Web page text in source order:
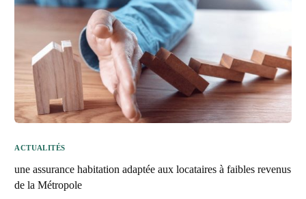
ACTUALITÉS
une assurance habitation adaptée aux locataires à faibles revenus
de la Métropole